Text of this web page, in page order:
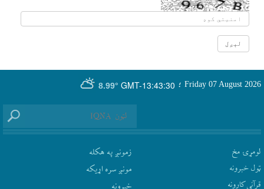
GMT-13:43:30
8.99° Friday 07 August 2026 ؛
لومړۍ مخ
ټول خبرونه
قرآني کارونه
زمونږ په هکله
مونږ سره اړيکه